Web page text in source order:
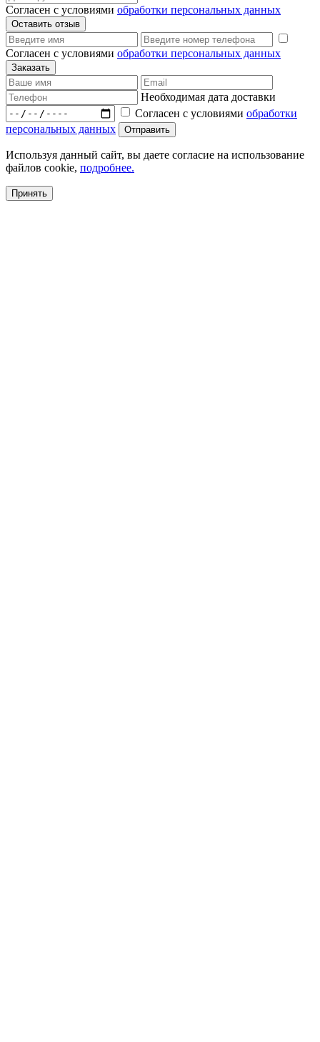
Согласен с условиями обработки персональных данных
Согласен с условиями обработки персональных данных
Необходимая дата доставки
Согласен с условиями обработки
персональных данных
Используя данный сайт, вы даете согласие на использование
файлов cookie, подробнее.
Принять